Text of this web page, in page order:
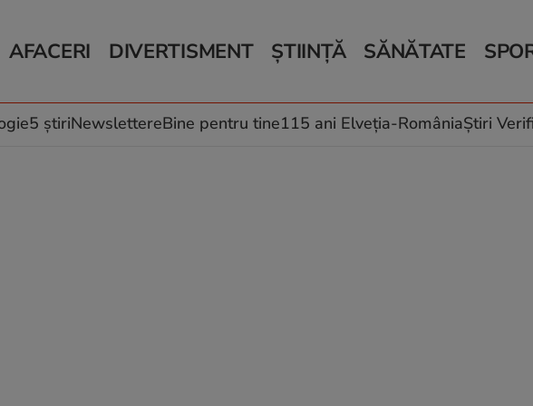
AFACERI
Auto
Locuri de muncă
DIVERTISMENT
Horoscop
Muzică și Filme
ȘTIINȚĂ
Schimbări climatice
SĂNĂTATE
Relații
Rețete culinare
5 știriNewslettereBine pentru tine115 ani Elveția-RomâniaȘtiri